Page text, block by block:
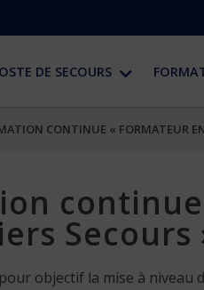
DE SECOURS
CONTINUE « FORMATEUR
Secours
objectif la mise à niveau